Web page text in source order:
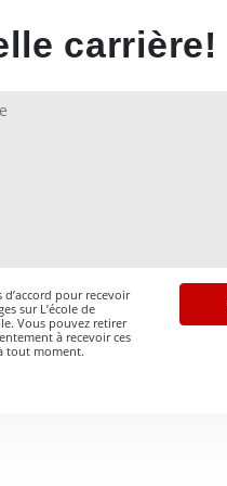
carrière!
d’accord pour recevoir
sur L’école de
Vous pouvez retirer
à recevoir ces
tout moment.